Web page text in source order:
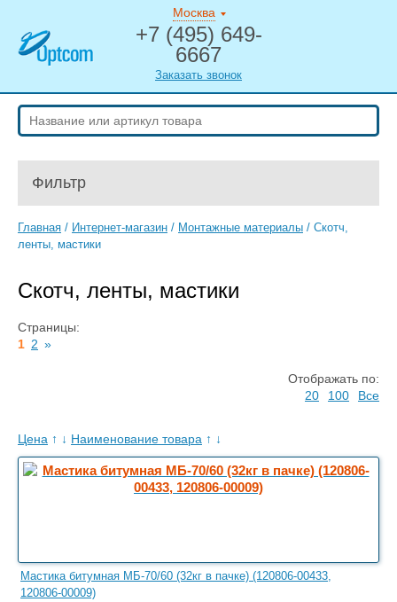
Москва
+7 (495) 649-
6667
Заказать звонок
Фильтр
Главная / Интернет-магазин / Монтажные материалы / Скотч,
ленты, мастики
Скотч, ленты, мастики
Страницы:
1 2 »
Отображать по:
20
100 Все
Цена ↑ ↓ Наименование товара ↑ ↓
Мастика битумная МБ-70/60 (32кг в пачке) (120806-00433,
120806-00009)